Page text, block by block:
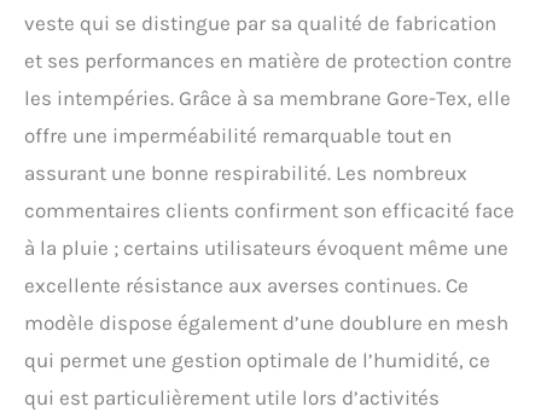
veste qui se distingue par sa qualité de fabrication
et ses performances en matière de protection contre
les intempéries. Grâce à sa membrane Gore-Tex, elle
offre une imperméabilité remarquable tout en
assurant une bonne respirabilité. Les nombreux
commentaires clients confirment son efficacité face
à la pluie ; certains utilisateurs évoquent même une
excellente résistance aux averses continues. Ce
modèle dispose également d’une doublure en mesh
qui permet une gestion optimale de l’humidité, ce
qui est particulièrement utile lors d’activités